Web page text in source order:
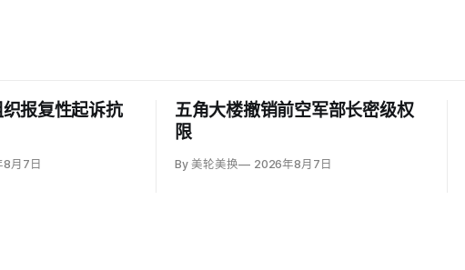
报复性起诉抗
月7日
五角大楼撤销前空军部长密级权
限
By 美轮美换 2026年8月7日